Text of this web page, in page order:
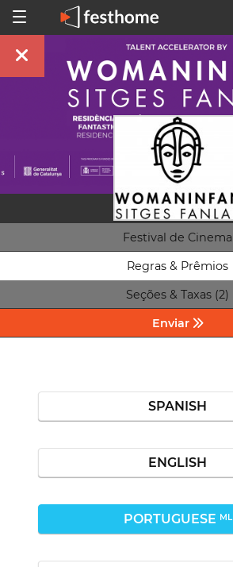
Festival de Cinema
Regras & Prêmios
Seções & Taxas (2)
Enviar
SPANISH
ENGLISH
PORTUGUESE ML